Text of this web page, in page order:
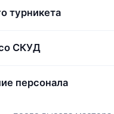
турникета
СКУД
персонала